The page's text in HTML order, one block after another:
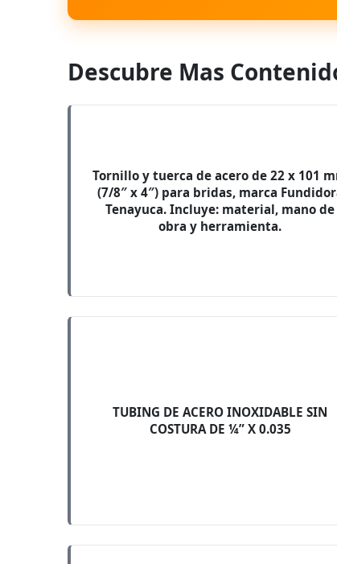
Descubre Mas
Tornillo y tuerca de acero de 22 x 101
(7/8″ x 4″) para bridas, marca
Tenayuca. Incluye: material, mano de
obra y herramienta.
TUBING DE ACERO INOXIDABLE SIN
COSTURA DE ¼” X 0.035